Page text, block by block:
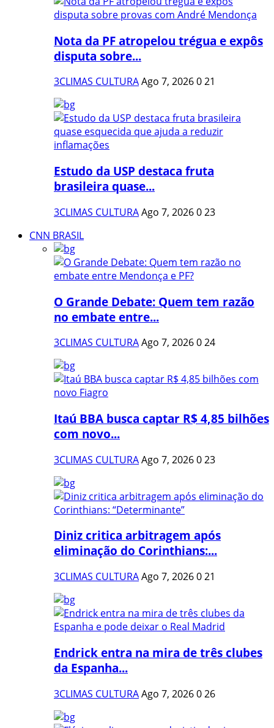
Nota da PF atropelou trégua e expôs
disputa sobre...
3CLIMAS CULTURAAgo 7, 2026021
Estudo da USP destaca fruta
brasileira quase...
3CLIMAS CULTURAAgo 7, 2026023
CNN BRASIL
O Grande Debate: Quem tem razão
no embate entre...
3CLIMAS CULTURAAgo 7, 2026024
Itaú BBA busca captar R$ 4,85 bilhões
com novo...
3CLIMAS CULTURAAgo 7, 2026023
Diniz critica arbitragem após
eliminação do Corinthians:...
3CLIMAS CULTURAAgo 7, 2026021
Endrick entra na mira de três clubes
da Espanha...
3CLIMAS CULTURAAgo 7, 2026026